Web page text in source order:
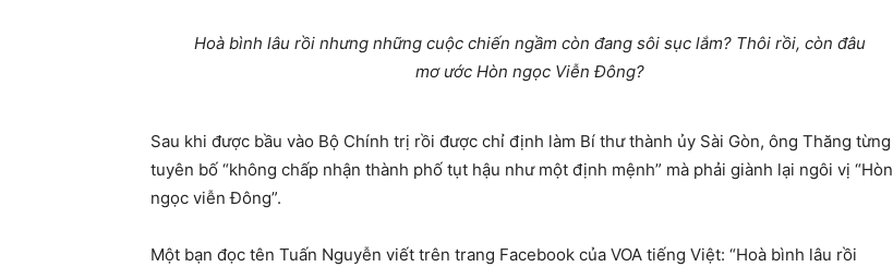
Hoà bình lâu rồi nhưng những cuộc chiến ngầm còn đang sôi sục lắm? Thôi rồi, còn đâu
mơ ước Hòn ngọc Viễn Đông?
Sau khi được bầu vào Bộ Chính trị rồi được chỉ định làm Bí thư thành ủy Sài Gòn, ông Thăng từng
tuyên bố “không chấp nhận thành phố tụt hậu như một định mệnh” mà phải giành lại ngôi vị “Hòn
ngọc viễn Đông”.
Một bạn đọc tên Tuấn Nguyễn viết trên trang Facebook của VOA tiếng Việt: “Hoà bình lâu rồi